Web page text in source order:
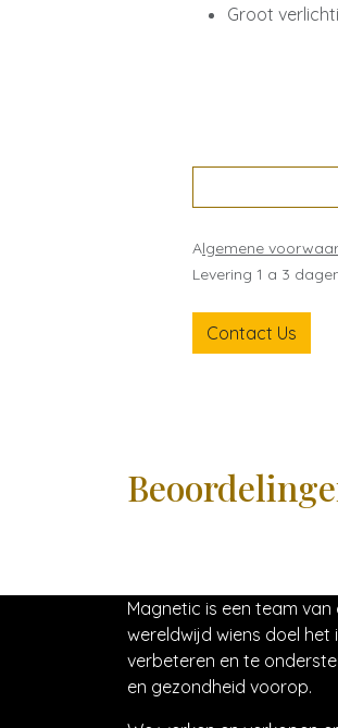
Groot
Algemene
Levering 1 a 3
Contact Us
Magnetic is een team
wereldwijd wiens doel
verbeteren en te
en gezondheid voorop.